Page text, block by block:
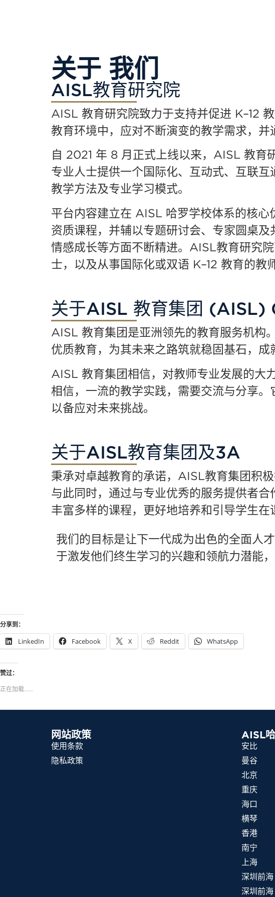
关于 我们
AISL教育研究院
AISL 教育研究院致力于支持并促进 K–12
教育环境中，应对不断演变的教学需求，并
自 2021 年 8 月正式上线以来， AISL 教育
专业人士提供一个国际化、互动式、互联
教学方法及专业学习模式。
平台内容建立在 AISL 哈罗学校体系的核心
资质课程，并辅以专题研讨会、专家圆桌
情感成长等方面不断精进。 AISL教育研究
士，以及从事国际化或双语 K–12 教育的教
关于AISL 教育集团 (AISL)
AISL 教育集团是亚洲领先的教育服务机构
优质教育，为其未来之路筑就稳固基石，成
AISL 教育集团相信，对教师专业发展的大
相信，一流的教学实践，需要交流与分享。
以备应对未来挑战。
关于AISL教育集团及3A
秉承对卓越教育的承诺，AISL教育集团积
与此同时，通过与专业优秀的服务提供者
丰富多样的课程，更好地培养和引导学生在
我们的目标是让下一代成为出色的全面人
于激发他们终生学习的兴趣和领航力潜能
分享到：
LinkedIn Facebook X Reddit WhatsApp
赞过：
正在加载……
网站政策
使用条款
隐私政策
AISL
安比
曼谷
北京
重庆
海口
横琴
香港
南宁
上海
深圳前
深圳前